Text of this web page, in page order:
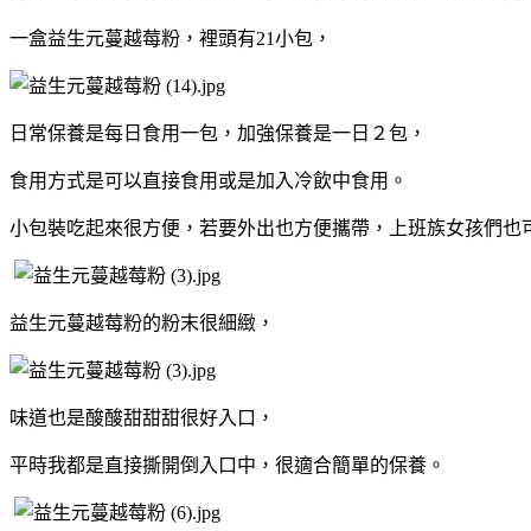
一盒益生元蔓越莓粉，裡頭有21小包，
日常保養是每日食用一包，加強保養是一日２包，
食用方式是可以直接食用或是加入冷飲中食用。
小包裝吃起來很方便，若要外出也方便攜帶，上班族女孩們也
益生元蔓越莓粉的粉末很細緻，
味道也是酸酸甜甜甜很好入口，
平時我都是直接撕開倒入口中，很適合簡單的保養。